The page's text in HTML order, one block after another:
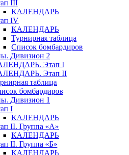
III
КАЛЕНДАРЬ
IV
КАЛЕНДАРЬ
Турнирная таблица
Список бомбардиров
Дивизион 2
Этап I
Этап II
таблица
бомбардиров
Дивизион 1
I
КАЛЕНДАРЬ
II. Группа «А»
КАЛЕНДАРЬ
II. Группа «Б»
КАЛЕНДАРЬ